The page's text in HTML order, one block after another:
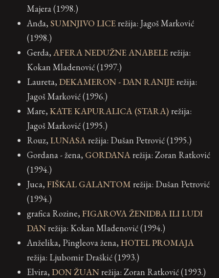
Majera (1998.)
Anđa, SUMNJIVO LICErežija: Jagoš Marković
(1998.)
Gerda, AFERA NEDUŽNE ANABELErežija:
Kokan Mladenović (1997.)
Laureta, DEKAMERON - DAN RANIJErežija:
Jagoš Marković (1996.)
Mare, KATE KAPURALICA (STARA) režija:
Jagoš Marković (1995.)
Rouz, LUNASArežija: Dušan Petrović (1995.)
Gordana - žena, GORDANArežija: Zoran Ratković
(1994.)
Juca, FIŠKAL GALANTOM režija: Dušan Petrović
(1994.)
grafica Rozine, FIGAROVA ŽENIDBA ILI LUDI
DANrežija: Kokan Mladenović (1994.)
Anželika, Pingleova žena, HOTEL PROMAJA
režija: Ljubomir Draškić (1993.)
Elvira, DON ŽUANrežija: Zoran Ratković (1993.)